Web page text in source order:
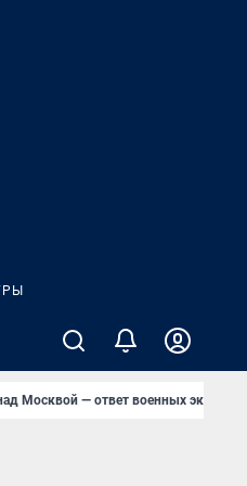
Москвой — ответ военных